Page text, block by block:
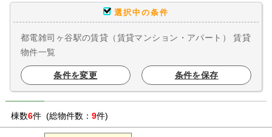
選択中の条件
都電雑司ヶ谷駅の賃貸（賃貸マンション・アパート） 賃貸
物件一覧
条件を変更 条件を保存
棟数6件 (総物件数： 9件)